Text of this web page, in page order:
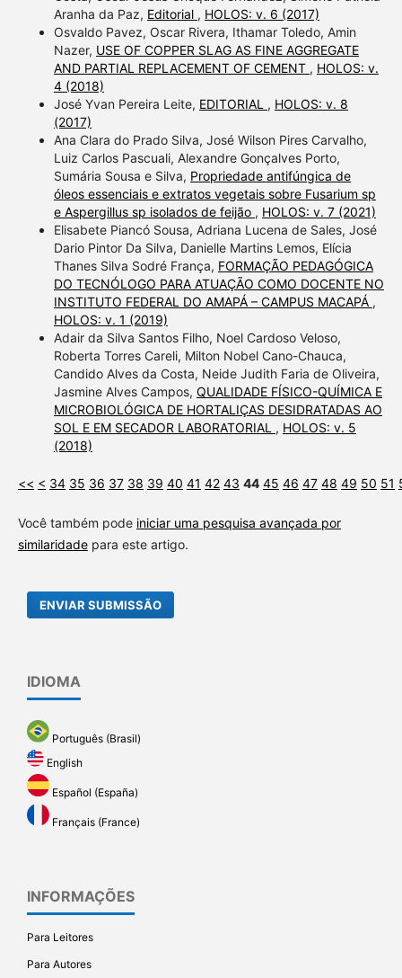
Aranha da Paz, Editorial , HOLOS: v. 6 (2017)
Osvaldo Pavez, Oscar Rivera, Ithamar Toledo, Amin
Nazer, USE OF COPPER SLAG AS FINE AGGREGATE
AND PARTIAL REPLACEMENT OF CEMENT , HOLOS: v.
4 (2018)
José Yvan Pereira Leite, EDITORIAL , HOLOS: v. 8
(2017)
Ana Clara do Prado Silva, José Wilson Pires Carvalho,
Luiz Carlos Pascuali, Alexandre Gonçalves Porto,
Sumária Sousa e Silva, Propriedade antifúngica de
óleos essenciais e extratos vegetais sobre Fusarium sp
e Aspergillus sp isolados de feijão , HOLOS: v. 7 (2021)
Elisabete Piancó Sousa, Adriana Lucena de Sales, José
Dario Pintor Da Silva, Danielle Martins Lemos, Elícia
Thanes Silva Sodré França, FORMAÇÃO PEDAGÓGICA
DO TECNÓLOGO PARA ATUAÇÃO COMO DOCENTE NO
INSTITUTO FEDERAL DO AMAPÁ – CAMPUS MACAPÁ ,
HOLOS: v. 1 (2019)
Adair da Silva Santos Filho, Noel Cardoso Veloso,
Roberta Torres Careli, Milton Nobel Cano-Chauca,
Candido Alves da Costa, Neide Judith Faria de Oliveira,
Jasmine Alves Campos, QUALIDADE FÍSICO-QUÍMICA E
MICROBIOLÓGICA DE HORTALIÇAS DESIDRATADAS AO
SOL E EM SECADOR LABORATORIAL , HOLOS: v. 5
(2018)
<< < 34 35 36 37 38 39 40 41 42 43 44 45 46 47 48 49 50 51
Você também pode iniciar uma pesquisa avançada por
similaridadepara este artigo.
ENVIAR SUBMISSÃO
IDIOMA
Português (Brasil)
English
Español (España)
Français (France)
INFORMAÇÕES
Para Leitores
Para Autores